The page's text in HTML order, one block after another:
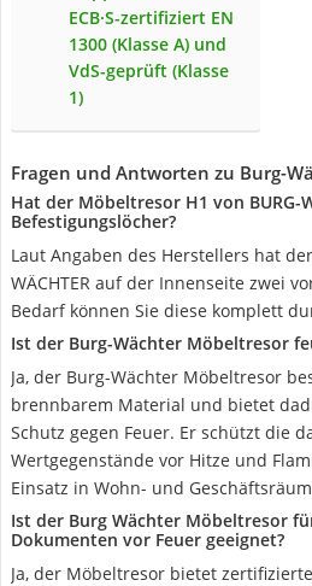
ECB·S-zertifiziert EN
1300 (Klasse A) und
VdS-geprüft (Klasse
1)
Fragen und Antworten zu Burg-
Hat der Möbeltresor H1 von BURG-
Befestigungslöcher?
Laut Angaben des Herstellers hat
WÄCHTER auf der Innenseite zwei
Bedarf können Sie diese komplett
Ist der Burg-Wächter Möbeltresor
Ja, der Burg-Wächter Möbeltresor
brennbarem Material und bietet
Schutz gegen Feuer. Er schützt die
Wertgegenstände vor Hitze und
Einsatz in Wohn- und
Ist der Burg Wächter Möbeltresor
Dokumenten vor Feuer geeignet?
Ja, der Möbeltresor bietet